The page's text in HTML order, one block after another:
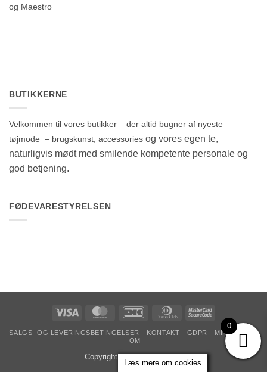
og Maestro
BUTIKKERNE
Velkommen til vores butikker – der altid bugner af nyeste
tøjmode – brugskunst, accessories og vores egen te,
naturligvis mødt med smilende kompetente personale og
god betjening.
FØDEVARESTYRELSEN
Visa MasterCard DanKort
Dinners
MasterCard
SALGS- OG LEVERINGSBETINGELSER KONTAKT GDPR
MIN KONTO
OM
Copyright 2026 ©
Læs mere om cookies
0